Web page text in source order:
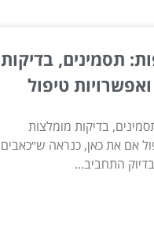
תסמינים, בדיקות
טיפול
בדיקות מומלצות
אם את כאן, כנראה ש״כאבים
התחביב...